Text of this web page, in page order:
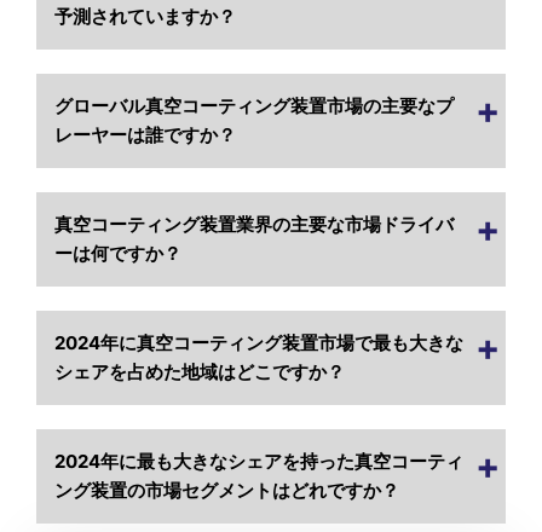
予測されていますか？
グローバル真空コーティング装置市場の主要なプ
レーヤーは誰ですか？
真空コーティング装置業界の主要な市場ドライバ
ーは何ですか？
2024年に真空コーティング装置市場で最も大きな
シェアを占めた地域はどこですか？
2024年に最も大きなシェアを持った真空コーティ
ング装置の市場セグメントはどれですか？